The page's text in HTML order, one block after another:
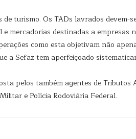
turismo. Os TADs lavrados devem-
mercadorias destinadas a empresas
como esta objetivam não
a Sefaz tem aperfeiçoado
pelos também agentes de Tributos
e Polícia Rodoviária Federal.